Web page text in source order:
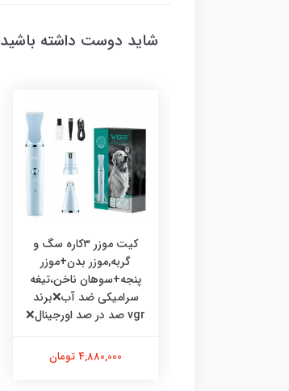
شاید دوست داشته باشید
کیت موزر ۳کاره سگ و
گربه,موزر بدن+موزر
پنجه+سوهان ناخن،تیغه
سرامیکی ضد آب❌برند
vgr صد در صد اورجینال❌
4,880,000 تومان